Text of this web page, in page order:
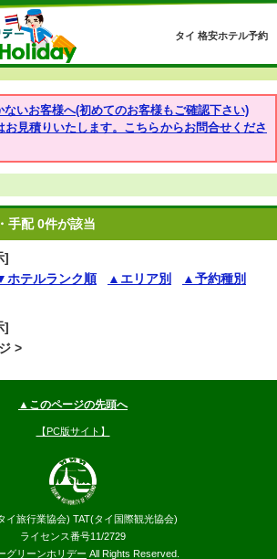
タイ 格安ホテル予約
いお客様へ(初めてのお客様もご確認下さい)
見積りいたします。こちらからお問合せくださ
手配 0件が該当
]
ホテルランク順 ▲エリア別 ▲予約種別
]
>
▲このページの先頭へ
【PC版サイト】
イ旅行業協会) TAT(タイ国際観光協会)
ライセンス番号11/2729
グリーンホリデー All Rights Reserved.